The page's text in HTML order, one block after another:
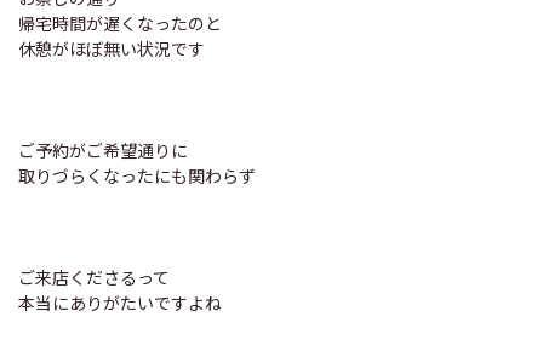
帰宅時間が遅くなったのと
休憩がほぼ無い状況です
ご予約がご希望通りに
取りづらくなったにも関わらず
ご来店くださるって
本当にありがたいですよね